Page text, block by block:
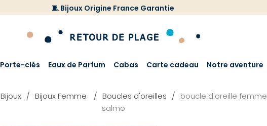
🧵 Bijoux Origine France Garantie
Porte-clés Eaux de Parfum Cabas Carte cadeau Notre aventure
Bijoux Bijoux Femme Boucles d'oreilles
boucle d'oreille femme
salmo